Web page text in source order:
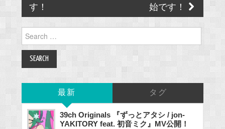
す！
始です！
for:
最新 タグ
39ch Originals 『ずっとアタシ / jon-
YAKITORY feat. 初音ミク』MV公開！